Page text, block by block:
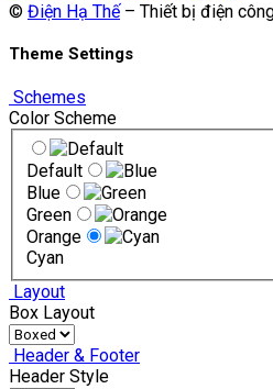
© Điện Hạ Thế– Thiết bị điện
Theme Settings
Schemes
Color Scheme
Default
Blue
Green
Orange
Cyan
Layout
Box Layout
Header & Footer
Header Style